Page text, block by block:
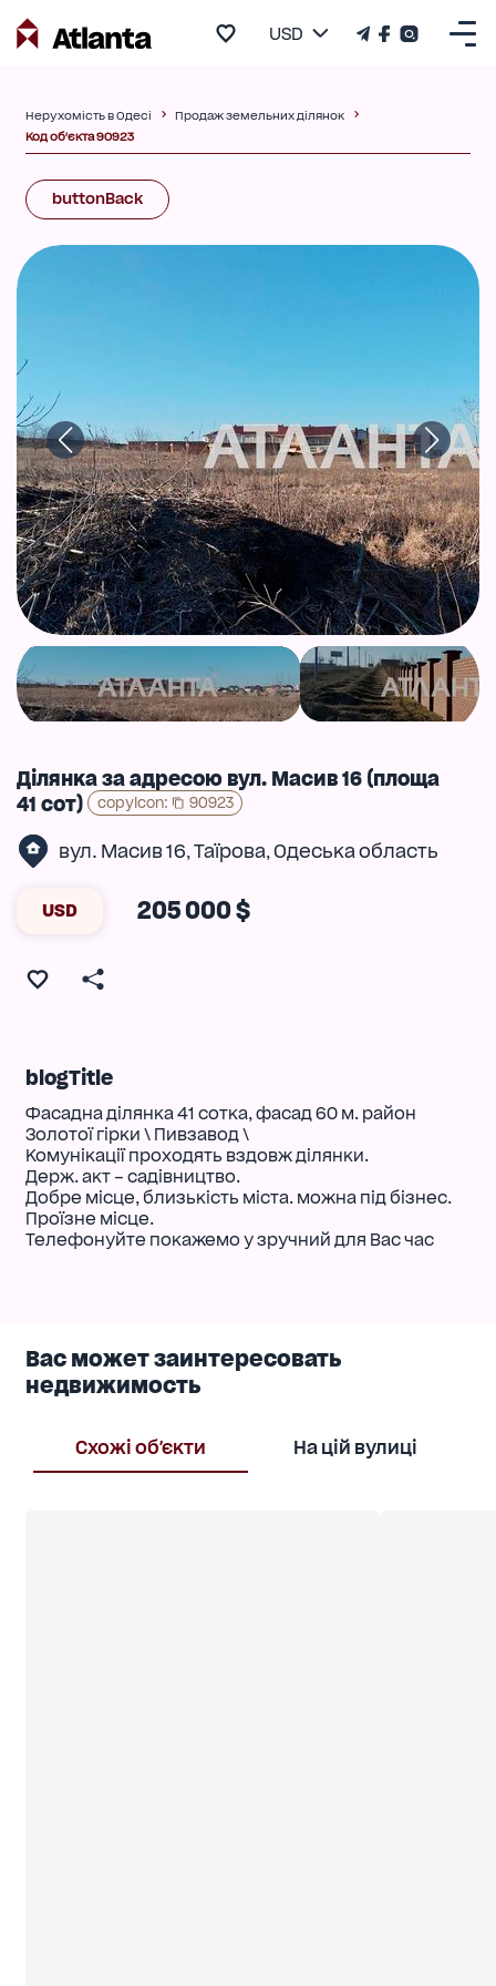
USD
Нерухомість в Одесі
Продаж земельних ділянок
Код об'єкта 90923
buttonBack
Ділянка за адресою вул. Масив 16 (площа
41 сот)
copyIcon: 90923
вул. Масив 16, Таїрова, Одеська область
USD 205 000 $
blogTitle
Фасадна ділянка 41 сотка, фасад 60 м. район
Золотої гірки \ Пивзавод \
Комунікації проходять вздовж ділянки.
Держ. акт – садівництво.
Добре місце, близькість міста. можна під бізнес.
Проїзне місце.
Телефонуйте покажемо у зручний для Вас час
Вас может заинтересовать
недвижимость
Схожі об'єкти На цій вулиці